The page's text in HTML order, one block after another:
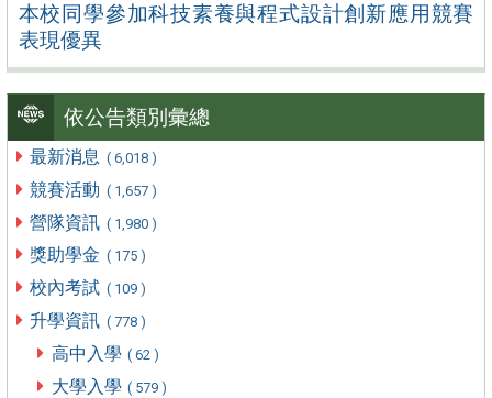
本校同學參加科技素養與程式設計創新應用競賽
表現優異
依公告類別彙總
最新消息 ( 6,018 )
競賽活動 ( 1,657 )
營隊資訊 ( 1,980 )
獎助學金 ( 175 )
校內考試 ( 109 )
升學資訊 ( 778 )
高中入學 ( 62 )
大學入學 ( 579 )